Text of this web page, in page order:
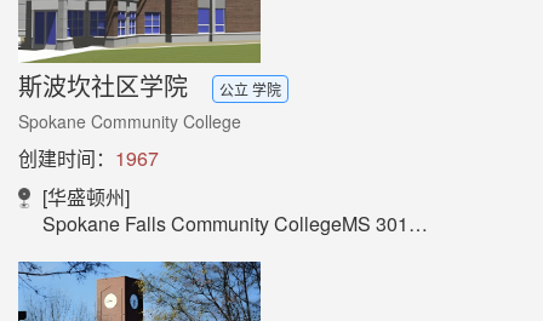
斯波坎社区学院 公立 学院
Spokane Community College
创建时间： 1967
[华盛顿州]
Spokane Falls Community CollegeMS 30113410 W. Fort George Wright Dr.SpokaneWA 99224-5288